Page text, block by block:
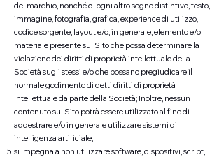
del marchio, nonché di ogni altro segno distintivo, testo,
immagine, fotografia, grafica, experience di utilizzo,
codice sorgente, layout e/o, in generale, elemento e/o
materiale presente sul Sito che possa determinare la
violazione dei diritti di proprietà intellettuale della
Società sugli stessi e/o che possano pregiudicare il
normale godimento di detti diritti di proprietà
intellettuale da parte della Società; Inoltre, nessun
contenuto sul Sito potrà essere utilizzato al fine di
addestrare e/o in generale utilizzare sistemi di
intelligenza artificiale;
si impegna a non utilizzare software, dispositivi, script,